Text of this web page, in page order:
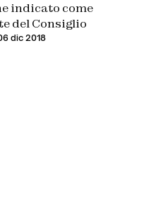
indicato come
del Consiglio
dic 2018